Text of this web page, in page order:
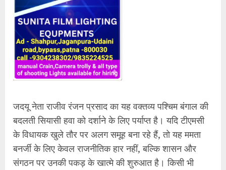
​जदयू नेता राजीव रंजन प्रसाद का यह वक्तव्य पश्चिम बंगाल की
बदलती सियासी हवा को दर्शाने के लिए पर्याप्त है। यदि टीएमसी
के विधायक खुले तौर पर अलग समूह बना रहे हैं, तो यह ममता
बनर्जी के लिए केवल राजनीतिक हार नहीं, बल्कि शासन और
संगठन पर उनकी पकड़ के खात्मे की शुरुआत है। किसी भी